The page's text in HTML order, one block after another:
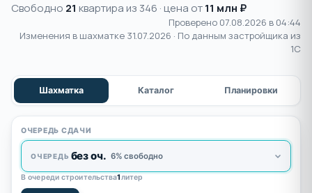
Свободно 21 квартира из 346 · цена от11 млн ₽
Проверено 07.08.2026 в 04:44
Изменения в шахматке 31.07.2026 · По данным застройщика из
1С
Шахматка Каталог Планировки
ОЧЕРЕДЬ СДАЧИ
ОЧЕРЕДЬ без оч. 6% свободно
В очереди строительства1литер